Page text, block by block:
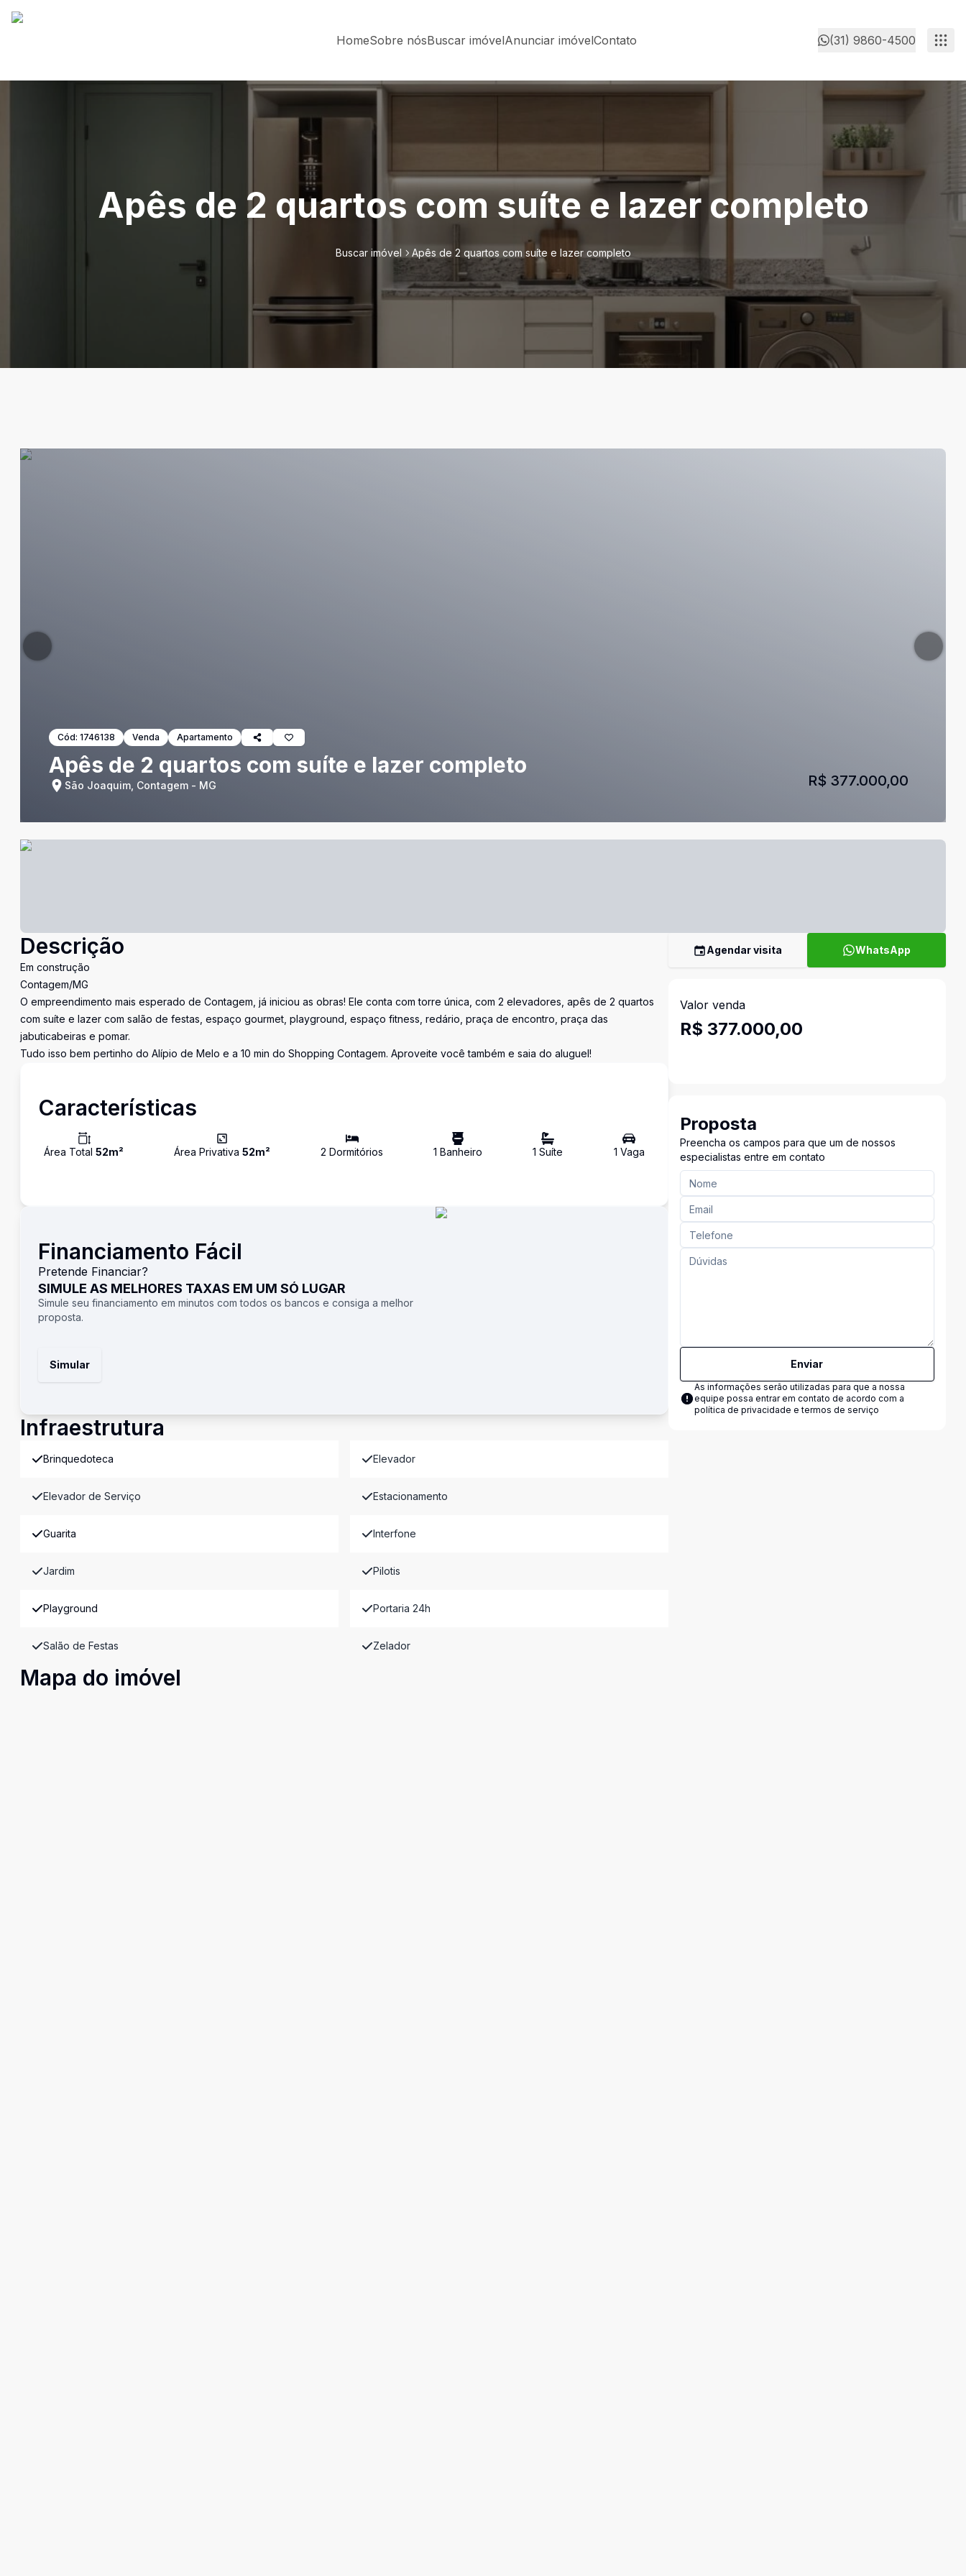
HomeSobre nósBuscar imóvelAnunciar imóvelContato (31) 9860-4500
Apês de 2 quartos com suíte e lazer completo
Buscar imóvel Apês de 2 quartos com suíte e lazer completo
Cód: 1746138 Venda Apartamento
Apês de 2 quartos com suíte e lazer completo
São Joaquim, Contagem - MG R$ 377.000,00
Descrição
Em construção
Contagem/MG
O empreendimento mais esperado de Contagem, já iniciou as obras! Ele conta com torre única, com 2 elevadores, apês de 2 quartos
com suíte e lazer com salão de festas, espaço gourmet, playground, espaço fitness, redário, praça de encontro, praça das
jabuticabeiras e pomar.
Tudo isso bem pertinho do Alípio de Melo e a 10 min do Shopping Contagem. Aproveite você também e saia do aluguel!
Características
Área Total 52m² Área Privativa52m² 2 Dormitórios 1 Banheiro 1 Suíte 1 Vaga
Financiamento Fácil
Pretende Financiar?
SIMULE AS MELHORES TAXAS EM UM SÓ LUGAR
Simule seu financiamento em minutos com todos os bancos e consiga a melhor
proposta.
Simular
Infraestrutura
Brinquedoteca Elevador
Elevador de Serviço Estacionamento
Guarita Interfone
Jardim Pilotis
Playground Portaria 24h
Salão de Festas Zelador
Mapa do imóvel
Agendar visita WhatsApp
Valor venda
R$ 377.000,00
Proposta
Preencha os campos para que um de nossos
especialistas entre em contato
Enviar
As informações serão utilizadas para que a nossa
equipe possa entrar em contato de acordo com a
política de privacidade e termos de serviço